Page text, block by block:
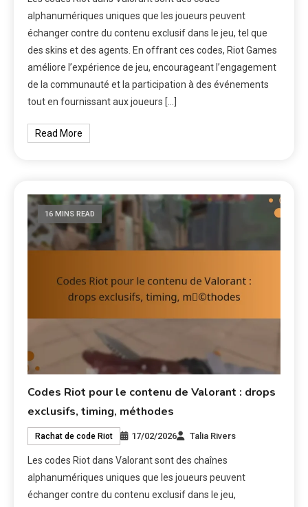
alphanumériques uniques que les joueurs peuvent
échanger contre du contenu exclusif dans le jeu, tel que
des skins et des agents. En offrant ces codes, Riot Games
améliore l’expérience de jeu, encourageant l’engagement
de la communauté et la participation à des événements
tout en fournissant aux joueurs […]
Read More
16 MINS READ
Codes Riot pour le contenu de Valorant : drops
exclusifs, timing, méthodes
Rachat de code Riot 17/02/2026 Talia Rivers
Les codes Riot dans Valorant sont des chaînes
alphanumériques uniques que les joueurs peuvent
échanger contre du contenu exclusif dans le jeu,